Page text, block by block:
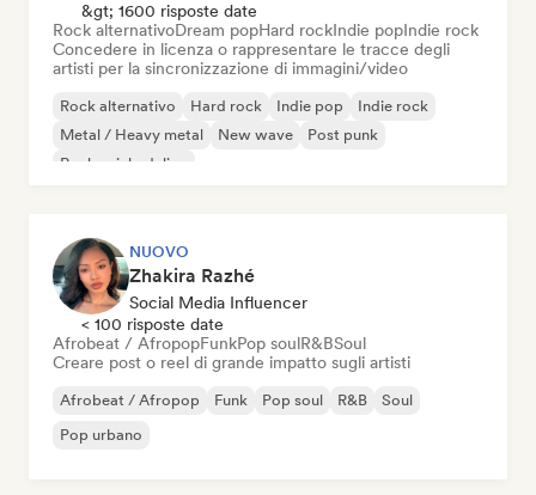
&gt; 1600 risposte date
Rock alternativoDream popHard rockIndie popIndie rock
Concedere in licenza o rappresentare le tracce degli
artisti per la sincronizzazione di immagini/video
Rock alternativo Hard rock Indie pop
Indie rock
Metal / Heavy metal
New wave
Post punk
Rock psichedelico
NUOVO
Zhakira Razhé
Social Media Influencer
< 100 risposte date
Afrobeat / AfropopFunkPop soulR&BSoul
Creare post o reel di grande impatto sugli artisti
Afrobeat / Afropop Funk Pop soul R&B
Soul
Pop urbano